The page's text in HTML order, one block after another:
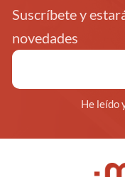
Suscríbete y
novedades
He leído